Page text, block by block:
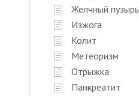
Желчный пузырь
Изжога
Колит
Метеоризм
Отрыжка
Панкреатит